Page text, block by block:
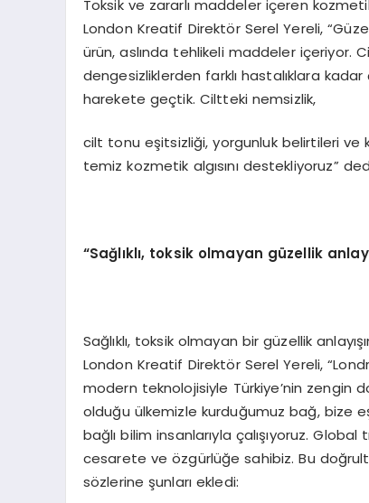
Toksik ve zararlı maddeler içeren
London Kreatif Direktör Serel Yereli,
ürün, aslında tehlikeli maddeler içeriyor.
dengesizliklerden farklı hastalıklara
harekete geçtik. Ciltteki nemsizlik,
cilt tonu eşitsizliği, yorgunluk belirtileri ve
temiz kozmetik algısını destekliyoruz”
“Sağlıklı, toksik olmayan güzellik
Sağlıklı, toksik olmayan bir güzellik
London Kreatif Direktör Serel Yereli,
modern teknolojisiyle Türkiye’nin zengin
olduğu ülkemizle kurduğumuz bağ, bize
bağlı bilim insanlarıyla çalışıyoruz.
cesarete ve özgürlüğe sahibiz. Bu
sözlerine şunları ekledi: